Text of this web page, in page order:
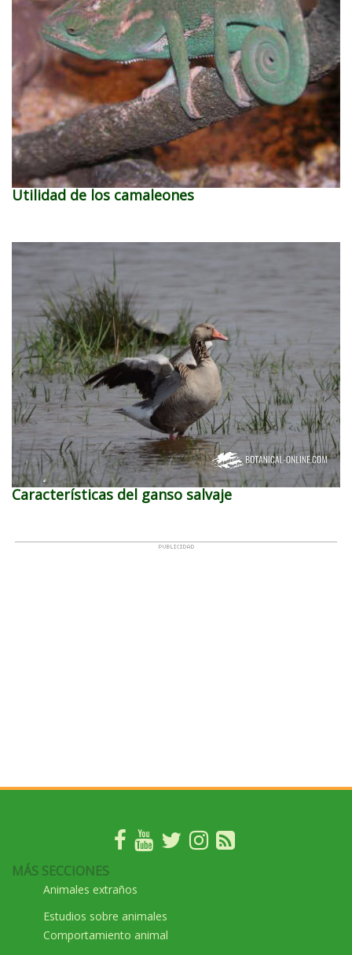
Utilidad de los camaleones
Características del ganso salvaje
MÁS SECCIONES
Animales extraños
Estudios sobre animales
Comportamiento animal